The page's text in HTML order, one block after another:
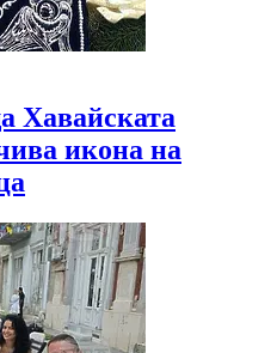
Хавайската
икона на